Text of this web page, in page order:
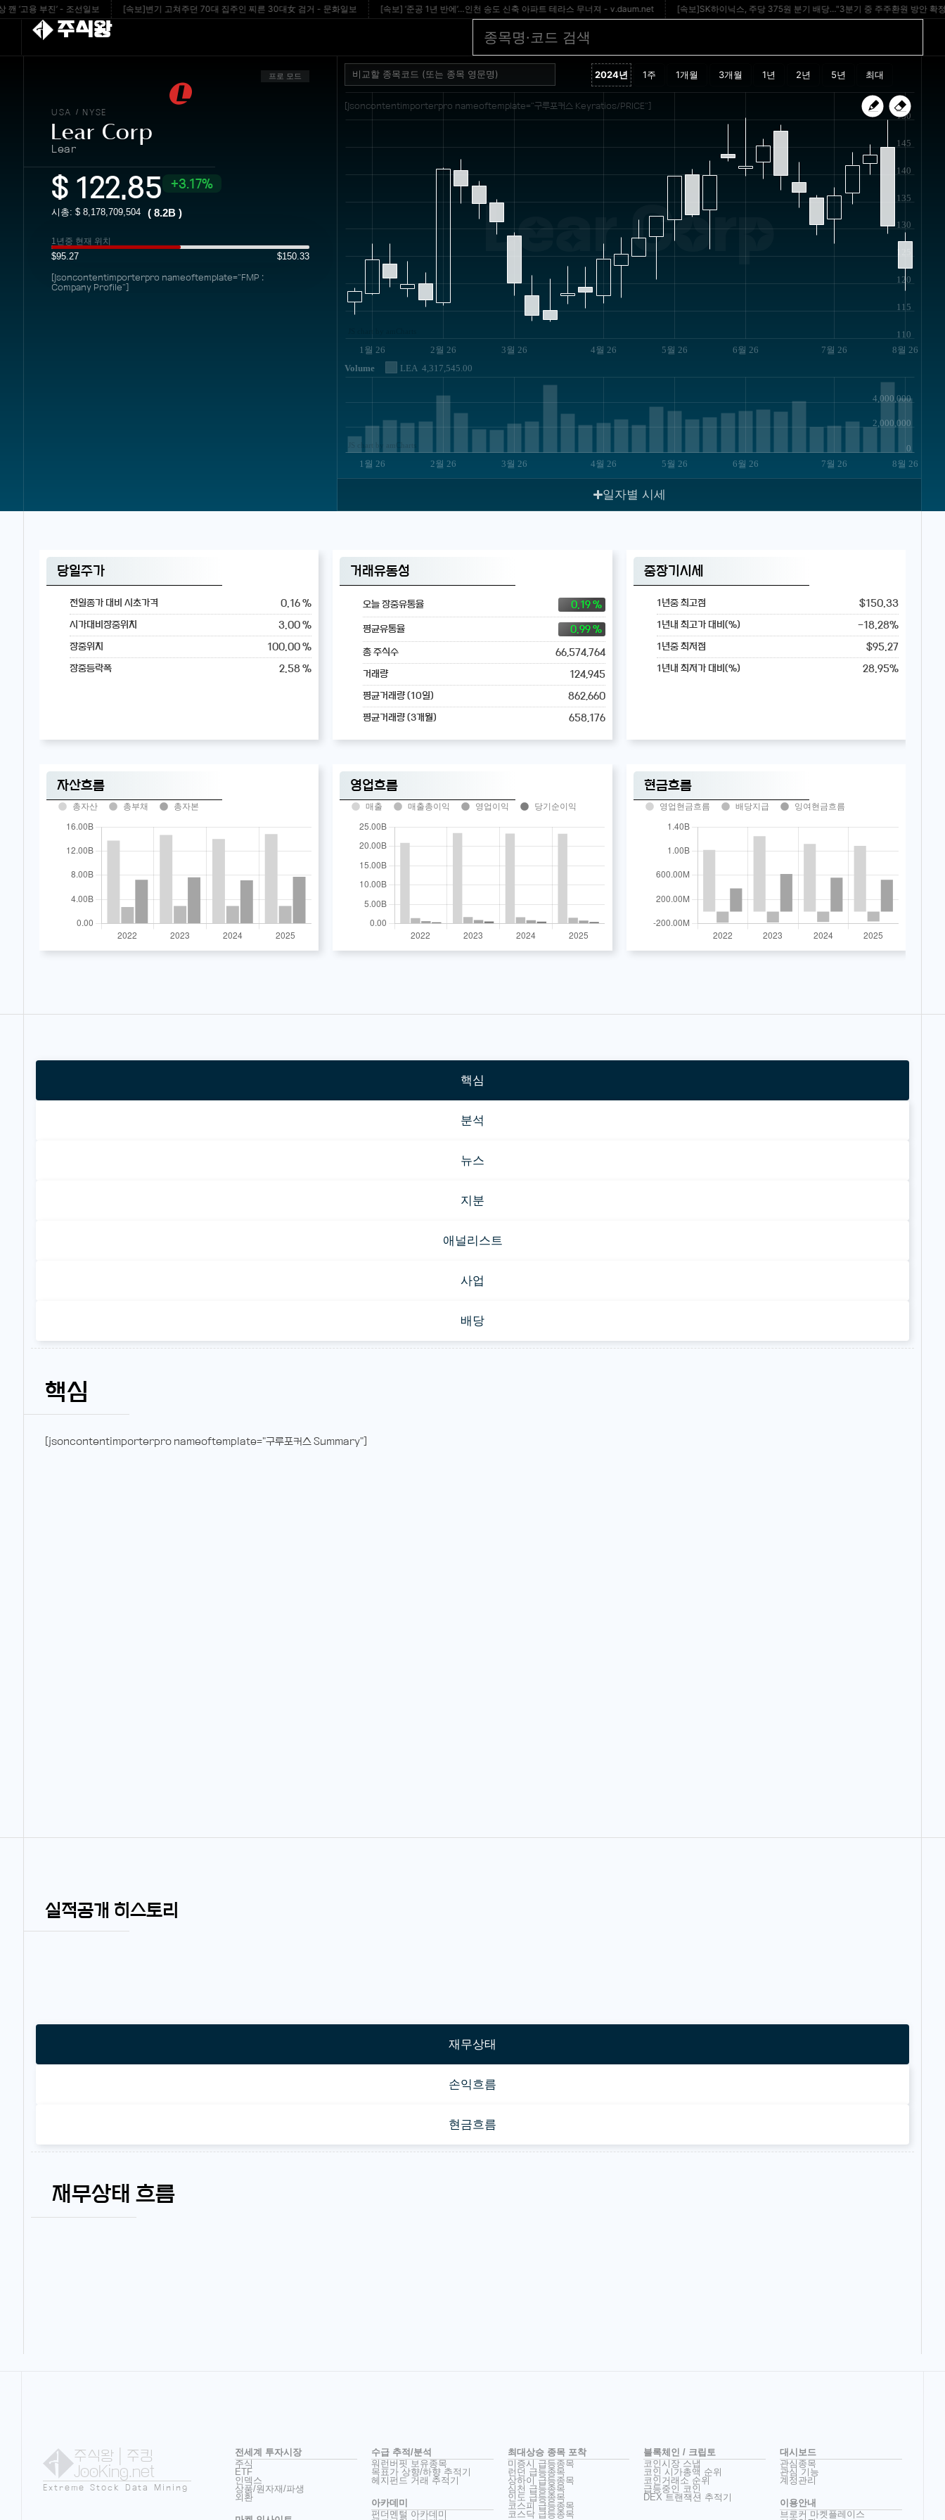
부진’ - 조선일보 [속보]변기 고쳐주던 70대 집주인 찌른 30대女 검거 - 문화일보 [속보] ‘준공 1년 반에’…인천 송도 신축 아파트 테라스 무너져 - v.daum.net [속보]SK하이닉스, 주당 375원 분기 배당…"3분기 중 주주환원 방안 확정" - 뉴
주식왕
프로 모드
USA / NYSE
Lear Corp
Lear
$ 122.85 3.17%
시총: $ 8,178,709,504 ( 8.2B )
1년중 현재 위치
$95.27 $150.33
[jsoncontentimporterpro nameoftemplate="FMP :
Company Profile"]
Lear Corp
[jsoncontentimporterpro nameoftemplate="구루포커스 Keyratios/PRICE"]
1월 26 2월 26 3월 26 4월 26 5월 26 6월 26 7월 26 8월 26
110
115
120
125
130
135
140
145
150
Volume LEA 4,317,545.00
1월 26 2월 26 3월 26 4월 26 5월 26 6월 26 7월 26 8월 26
0
2,000,000
4,000,000
일자별 시세
당일주가
전일종가 대비 시초가격 0.16 %
시가대비장중위치 3.00 %
장중위치 100.00 %
장중등락폭 2.58 %
거래유동성
오늘 장중유통율 0.19 %
평균유통율 0.99 %
총 주식수 66,574,764
거래량 124,945
평균거래량 (10일) 862,660
평균거래량 (3개월) 658,176
중장기시세
1년중 최고점 $150.33
1년내 최고가 대비(%) -18.28%
1년중 최저점 $95.27
1년내 최저가 대비(%) 28.95%
자산흐름
총자산 총부채 총자본
영업흐름
매출 매출총이익 영업이익 당기순이익
현금흐름
영업현금흐름 배당지급 잉여현금흐름
핵심
분석
뉴스
지분
애널리스트
사업
배당
핵심
[jsoncontentimporterpro nameoftemplate="구루포커스 Summary"]
실적공개 히스토리
재무상태
손익흐름
현금흐름
재무상태 흐름
주식왕 | 주킹
JooKing.net
Extreme Stock Data Mining
전세계 투자시장
주식
ETF
인덱스
상품/원자재/파생
외환
수급 추적/분석
워런버핏 보유종목
목표가 상향/하향 추적기
헤지펀드 거래 추적기
아카데미
펀더멘털 아카데미
최대상승 종목 포착
미증시 급등종목
런던 급등종목
상하이 급등종목
심천 급등종목
인도 급등종목
코스피 급등종목
코스닥 급등종목
블록체인 / 크립토
코인시장 스냅
코인 시가총액 순위
코인거래소 순위
급등중인 코인
DEX 트랜잭션 추적기
대시보드
관심종목
관심 기능
계정관리
이용안내
브로커 마켓플레이스